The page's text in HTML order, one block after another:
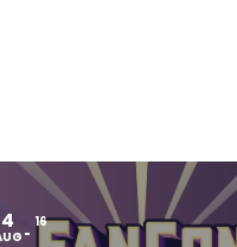
16